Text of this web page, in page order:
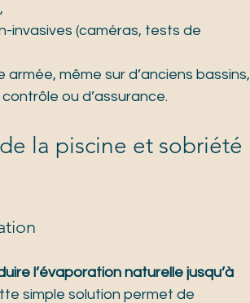
invasives (caméras, tests de
même sur d’anciens bassins,
ou d’assurance.
la piscine et sobriété
l’évaporation naturelle jusqu’à
simple solution permet de